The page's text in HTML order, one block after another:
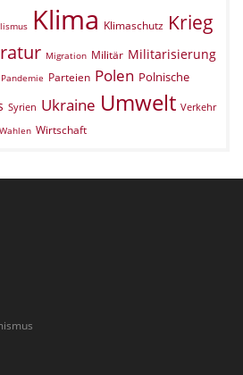
Klima Klimaschutz Krieg
Migration Militär Militarisierung
Pandemie Parteien Polen Polnische
Syrien Ukraine Umwelt Verkehr
Wahlen Wirtschaft